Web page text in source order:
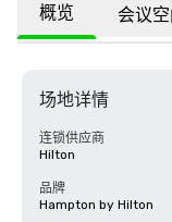
概览 会议空
场地详情
连锁供应商
Hilton
品牌
Hampton by Hilton